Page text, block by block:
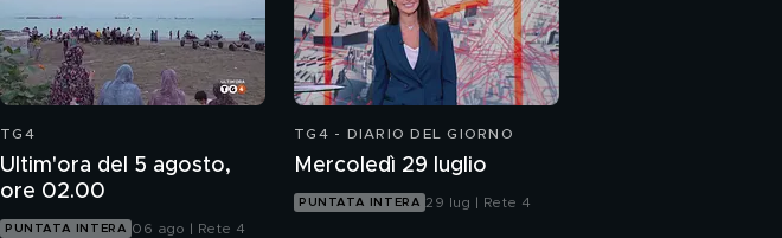
TG4
Ultim'ora del 5 agosto,
ore 02.00
PUNTATA INTERA 06 ago | Rete 4
TG4 - DIARIO DEL GIORNO
Mercoledì 29 luglio
PUNTATA INTERA 29 lug | Rete 4